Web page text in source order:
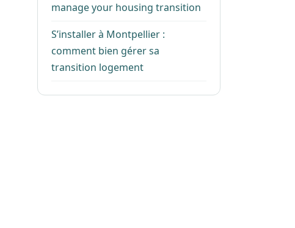
manage your housing transition
S’installer à Montpellier :
comment bien gérer sa
transition logement